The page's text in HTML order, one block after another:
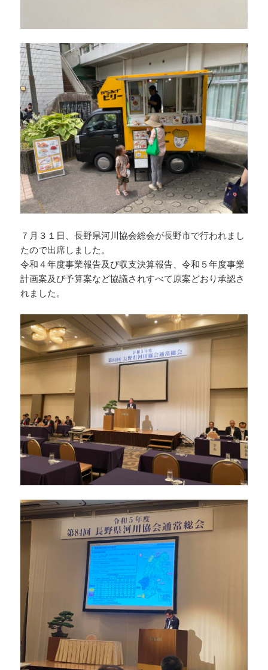
７月３１日、長野県河川協会総会が長野市で行われまし
たので出席しました。
令和４年度事業報告及び収支決算報告、令和５年度事業
計画案及び予算案など協議されすべて原案どおり承認さ
れました。